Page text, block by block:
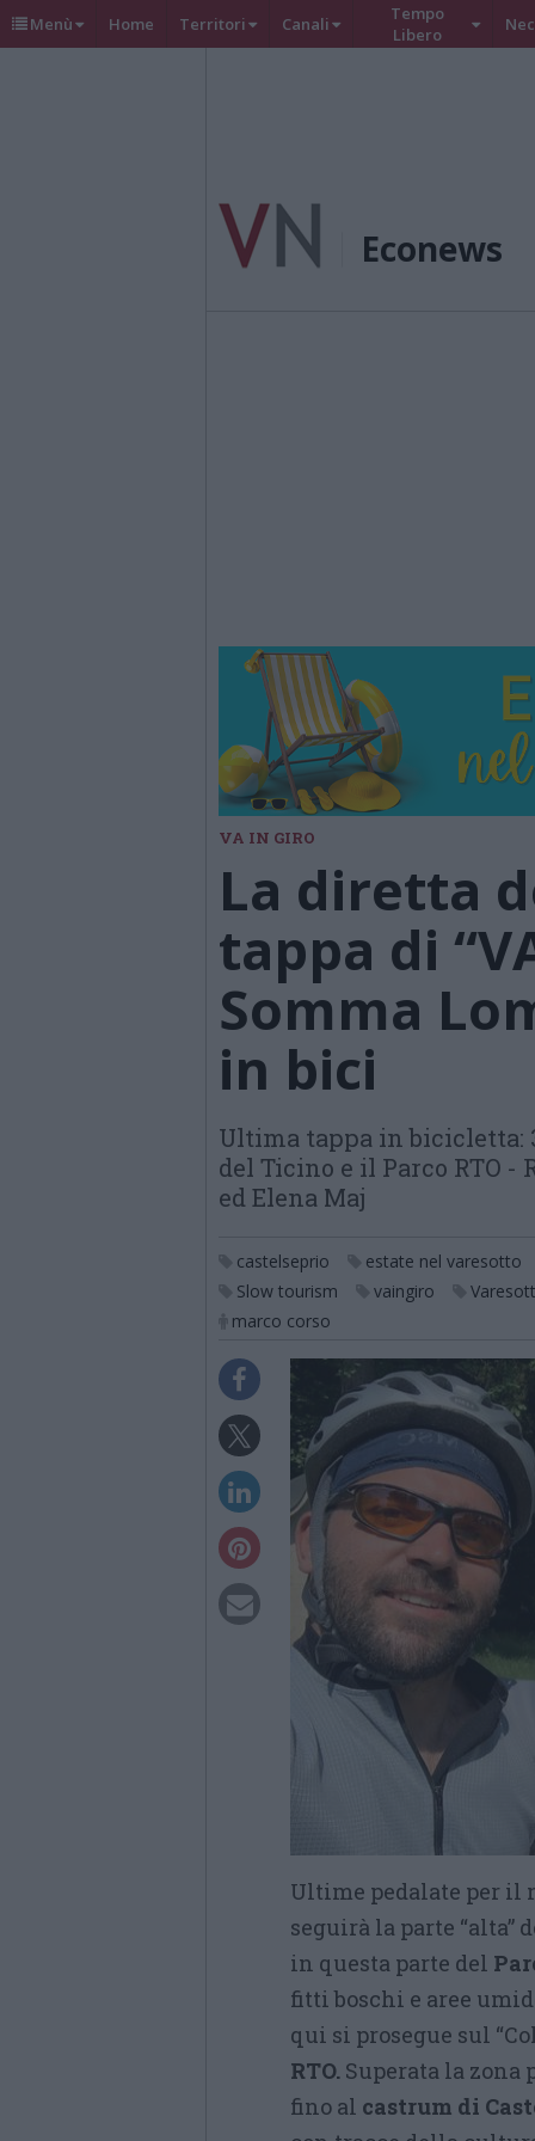
Menù Home Territori Canali
Tempo
Libero
Econews
VA IN GIRO
La diretta
tappa di
Somma
in bici
Ultima tappa in bicicletta:
del Ticino e il Parco RTO -
ed Elena Maj
castelseprio estate nel varesotto
Slow tourism
vaingiro
marco corso
Ultime pedalate per il
seguirà la parte “alta”
in questa parte del
fitti boschi e aree
qui si prosegue sul
RTO. Superata la zona
fino al castrum di